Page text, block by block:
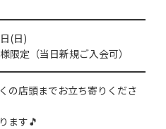
(日)
定（当日新規ご入会可）
の店頭までお立ち寄りくださ
ます🎵